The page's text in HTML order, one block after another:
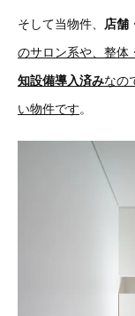
そして当物件、 店舗
のサロン系や、整体
知設備導入済みなの
い物件です。